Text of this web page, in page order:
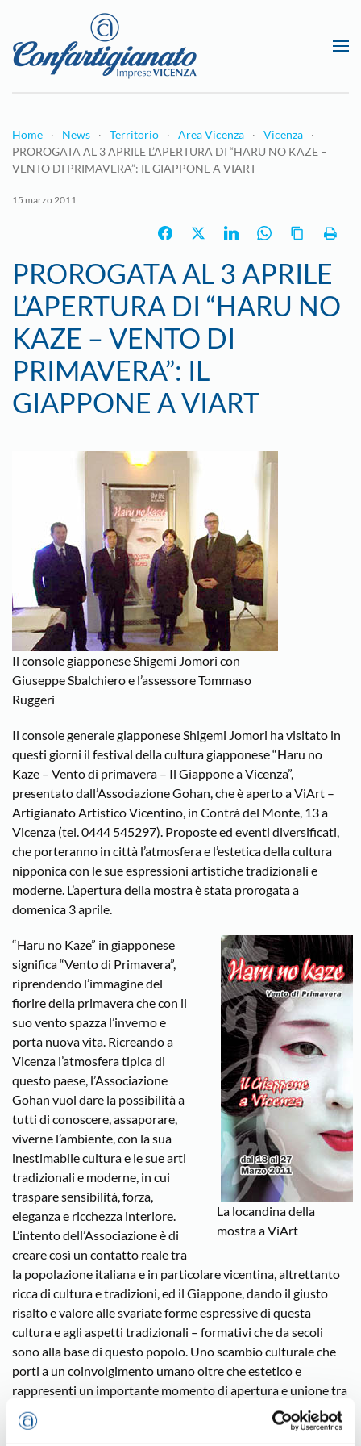
Passa al contenuto principale
Home News Territorio Area Vicenza
Vicenza
PROROGATA AL 3 APRILE L’APERTURA DI “HARU NO KAZE –
VENTO DI PRIMAVERA”: IL GIAPPONE A VIART
15 marzo 2011
PROROGATA AL 3 APRILE
L’APERTURA DI “HARU NO
KAZE – VENTO DI
PRIMAVERA”: IL
GIAPPONE A VIART
Il console giapponese Shigemi Jomori con
Giuseppe Sbalchiero e l’assessore Tommaso
Ruggeri
Il console generale giapponese Shigemi Jomori ha visitato in
questi giorni il festival della cultura giapponese “Haru no
Kaze – Vento di primavera – Il Giappone a Vicenza”,
presentato dall’Associazione Gohan, che è aperto a ViArt –
Artigianato Artistico Vicentino, in Contrà del Monte, 13 a
Vicenza (tel. 0444 545297). Proposte ed eventi diversificati,
che porteranno in città l’atmosfera e l’estetica della cultura
nipponica con le sue espressioni artistiche tradizionali e
moderne. L’apertura della mostra è stata prorogata a
domenica 3 aprile.
La locandina della
mostra a ViArt
“Haru no Kaze” in giapponese
significa “Vento di Primavera”,
riprendendo l’immagine del
fiorire della primavera che con il
suo vento spazza l’inverno e
porta nuova vita. Ricreando a
Vicenza l’atmosfera tipica di
questo paese, l’Associazione
Gohan vuol dare la possibilità a
tutti di conoscere, assaporare,
viverne l’ambiente, con la sua
inestimabile cultura e le sue arti
tradizionali e moderne, in cui
traspare sensibilità, forza,
eleganza e ricchezza interiore.
L’intento dell’Associazione è di
creare così un contatto reale tra
la popolazione italiana e in particolare vicentina, altrettanto
ricca di cultura e tradizioni, ed il Giappone, dando il giusto
risalto e valore alle svariate forme espressive di questa
cultura e agli aspetti tradizionali – formativi che da secoli
sono alla base di questo popolo. Uno scambio culturale che
porti a un coinvolgimento umano oltre che estetico e
rappresenti un importante momento di apertura e unione tra
i popoli. Nella Sala del Capitolo, mostra dedicata a materiali e
oggettistica proprie di arti tradizionali e produzioni artistiche